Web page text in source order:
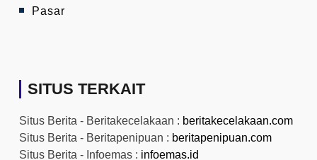
Pasar
SITUS TERKAIT
Situs Berita - Beritakecelakaan : beritakecelakaan.com
Situs Berita - Beritapenipuan : beritapenipuan.com
Situs Berita - Infoemas : infoemas.id